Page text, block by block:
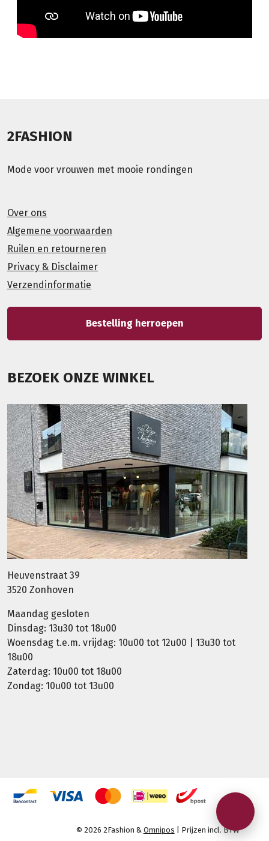
2FASHION
Mode voor vrouwen met mooie rondingen
Over ons
Algemene voorwaarden
Ruilen en retourneren
Privacy & Disclaimer
Verzendinformatie
Bestelling herroepen
BEZOEK ONZE WINKEL
Heuvenstraat 39
3520 Zonhoven
Maandag gesloten
Dinsdag: 13u30 tot 18u00
Woensdag t.e.m. vrijdag: 10u00 tot 12u00 | 13u30 tot
18u00
Zaterdag: 10u00 tot 18u00
Zondag: 10u00 tot 13u00
© 2026 2Fashion & Omnipos | Prijzen incl. BTW